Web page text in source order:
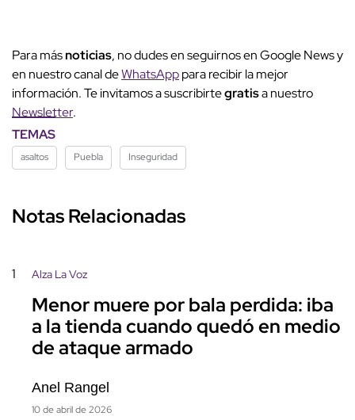
Para másnoticias, no dudes en seguirnos en Google News y
en nuestro canal deWhatsApppara recibir la mejor
información. Te invitamos a suscribirtegratisa nuestro
Newsletter.
TEMAS
asaltos Puebla Inseguridad
Notas Relacionadas
1 Alza La Voz
Menor muere por bala perdida: iba
a la tienda cuando quedó en medio
de ataque armado
Anel Rangel
10 de abril de 2026